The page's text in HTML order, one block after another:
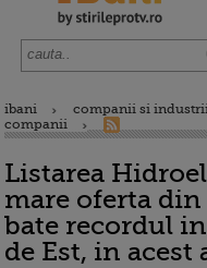
ibani
companii si
companii
Listarea
mare oferta
bate recordul
de Est, in acest